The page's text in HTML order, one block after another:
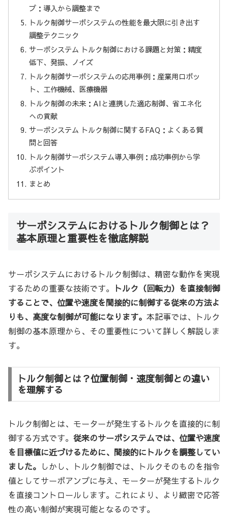
プ：導入から調整まで
トルク制御サーボシステムの性能を最大限に引き出す
調整テクニック
サーボシステム トルク制御における課題と対策：精度
低下、発振、ノイズ
トルク制御サーボシステムの応用事例：産業用ロボッ
ト、工作機械、医療機器
トルク制御の未来：AIと連携した適応制御、省エネ化
への貢献
サーボシステム トルク制御に関するFAQ：よくある質
問と回答
トルク制御サーボシステム導入事例：成功事例から学
ぶポイント
まとめ
サーボシステムにおけるトルク制御とは？
基本原理と重要性を徹底解説
サーボシステムにおけるトルク制御は、精密な動作を実現
するための重要な技術です。
トルク（回転力）を直接制御
することで、位置や速度を間接的に制御する従来の方法よ
りも、高度な制御が可能になります。 本記事では、トルク
制御の基本原理から、その重要性について詳しく解説しま
す。
トルク制御とは？位置制御・速度制御との違い
を理解する
トルク制御とは、モーターが発生するトルクを直接的に制
御する方式です。 従来のサーボシステムでは、位置や速度
を目標値に近づけるために、間接的にトルクを調整してい
ました。 しかし、トルク制御では、トルクそのものを指令
値としてサーボアンプに与え、モーターが発生するトルク
を直接コントロールします。これにより、より緻密で応答
性の高い制御が実現可能となるのです。